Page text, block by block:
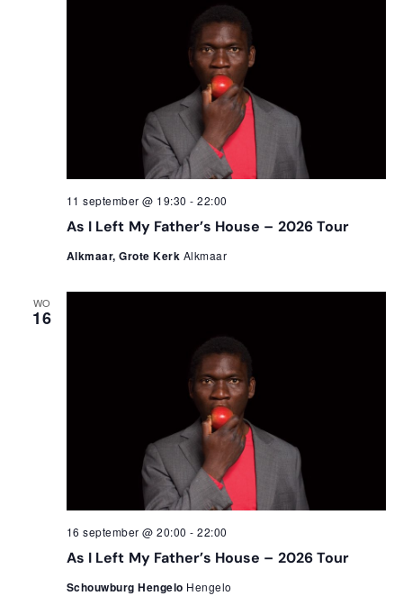
As I Left My Father’s House – 2026 Tour
11 september @ 19:30 - 22:00
Alkmaar, Grote Kerk Alkmaar
WO
16
As I Left My Father’s House – 2026 Tour
16 september @ 20:00 - 22:00
Schouwburg Hengelo Hengelo